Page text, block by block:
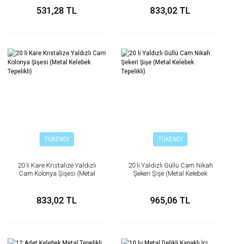
531,28 TL 833,02 TL
TÜKENDİ
20 li Kare Kristalize Yaldızlı
Cam Kolonya Şişesi (Metal
833,02 TL
TÜKENDİ
20 li Yaldızlı Güllü Cam Nikah
Şekeri Şişe (Metal Kelebek
965,06 TL